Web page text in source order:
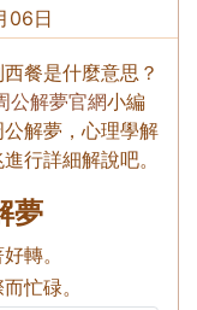
06日
餐是什麼意思？
公解夢官網小編
解夢，心理學解
行詳細解說吧。
夢
轉。
忙碌。